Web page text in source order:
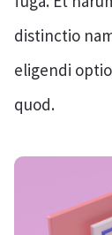
distinctio
eligendi
quod.